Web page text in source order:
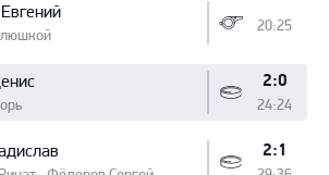
20:25
2:0
24:24
2:1